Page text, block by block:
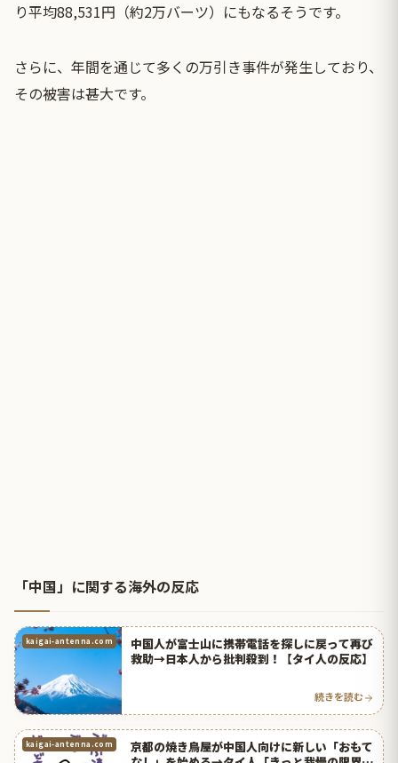
り平均88,531円（約2万バーツ）にもなるそうです。
さらに、年間を通じて多くの万引き事件が発生しており、
その被害は甚大です。
「中国」に関する海外の反応
kaigai-antenna.com
中国人が富士山に携帯電話を探しに戻って再び
救助→日本人から批判殺到！【タイ人の反応】
続きを読む
kaigai-antenna.com
京都の焼き鳥屋が中国人向けに新しい「おもて